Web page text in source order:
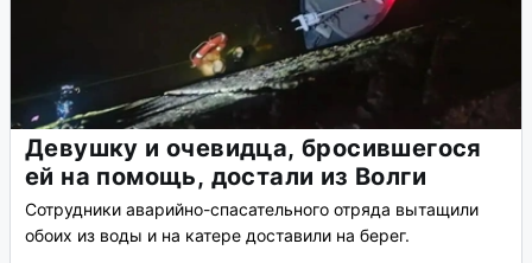
Девушку и очевидца, бросившегося
ей на помощь, достали из Волги
Сотрудники аварийно-спасательного отряда вытащили
обоих из воды и на катере доставили на берег.